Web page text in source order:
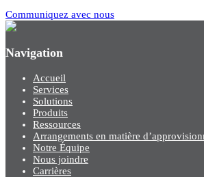
Communiquez avec nous
Navigation
Accueil
Services
Solutions
Produits
Ressources
Arrangements en matière
Notre Équipe
Nous joindre
Carrières